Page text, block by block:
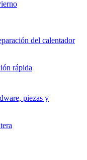
del calentador
rápida
piezas y